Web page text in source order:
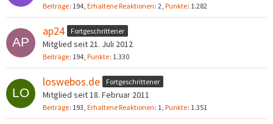
Beiträge 194 Erhaltene Reaktionen 2 Punkte 1.282
ap24 Fortgeschrittener
Mitglied seit 21. Juli 2012
Beiträge 194 Punkte 1.330
loswebos.de Fortgeschrittener
Mitglied seit 18. Februar 2011
Beiträge 193 Erhaltene Reaktionen 1 Punkte 1.351